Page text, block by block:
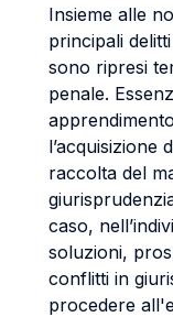
Insieme alle
principali
sono ripresi
penale.
l’acquisizione
raccolta del
caso,
soluzioni,
conflitti in
procedere